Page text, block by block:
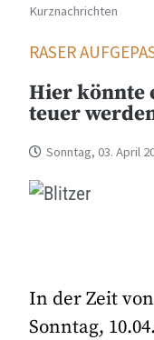
Kurznachrichten
RASER
Hier könnte
teuer
Sonntag, 03. April
In der Zeit
Sonntag,